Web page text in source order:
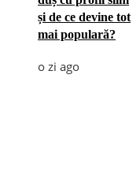
și de ce devine tot
mai populară?
o zi ago